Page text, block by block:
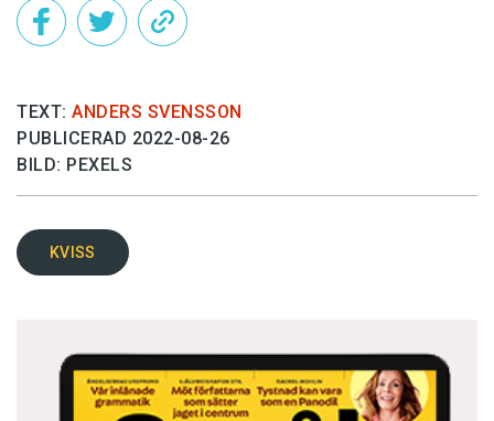
TEXT: ANDERS SVENSSON
PUBLICERAD 2022-08-26
BILD: PEXELS
KVISS